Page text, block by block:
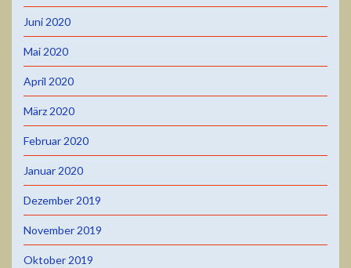
Juni 2020
Mai 2020
April 2020
März 2020
Februar 2020
Januar 2020
Dezember 2019
November 2019
Oktober 2019